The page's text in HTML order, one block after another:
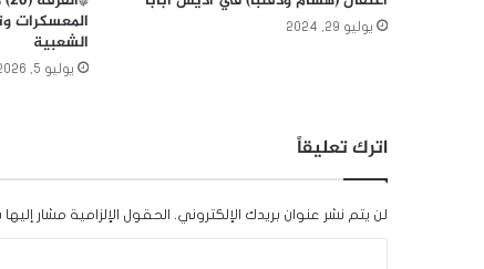
يوليو 29, 2024
المعسكرات
الشعبية
يوليو 5, 2026
اترك تعليقاً
لن يتم نشر عنوان بريدك الإلكتروني. الحقول الإلزامية مشار إليها